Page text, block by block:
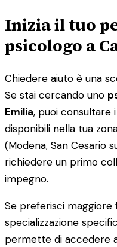
Inizia il tuo
psicologo a
Chiedere aiuto è una
Se stai cercando uno
Emilia, puoi consultare
disponibili nella tua
(Modena, San Cesario
richiedere un primo
impegno.
Se preferisci maggiore
specializzazione
permette di accedere